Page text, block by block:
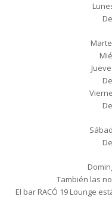
También las
El bar RACÓ 19 Lounge